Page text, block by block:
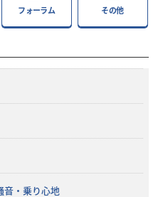
フォーラム その他
音・乗り心地